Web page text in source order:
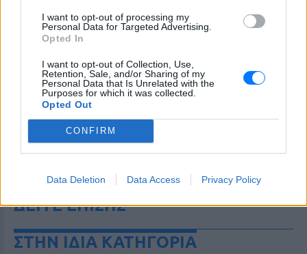
I want to opt-out of processing my
Personal Data for Targeted Advertising.
Opted In
I want to opt-out of Collection, Use,
Retention, Sale, and/or Sharing of my
Personal Data that Is Unrelated with the
Purposes for which it was collected.
Opted Out
CONFIRM
Data Deletion Data Access Privacy Policy
ΔΕΙΤΕ ΕΠΙΣΗΣ
ΣΤΗΝ ΙΔΙΑ ΚΑΤΗΓΟΡΙΑ